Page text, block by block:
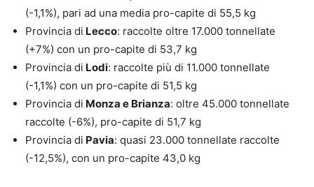
(-1,1%), pari ad una media pro-capite di 55,5 kg
Provincia di Lecco: raccolte oltre 17.000 tonnellate
(+7%) con un pro-capite di 53,7 kg
Provincia di Lodi: raccolte più di 11.000 tonnellate
(-1,1%) con un pro-capite di 51,5 kg
Provincia di Monza e Brianza: oltre 45.000 tonnellate
raccolte (-6%), pro-capite di 51,7 kg
Provincia di Pavia: quasi 23.000 tonnellate raccolte
(-12,5%), con un pro-capite 43,0 kg